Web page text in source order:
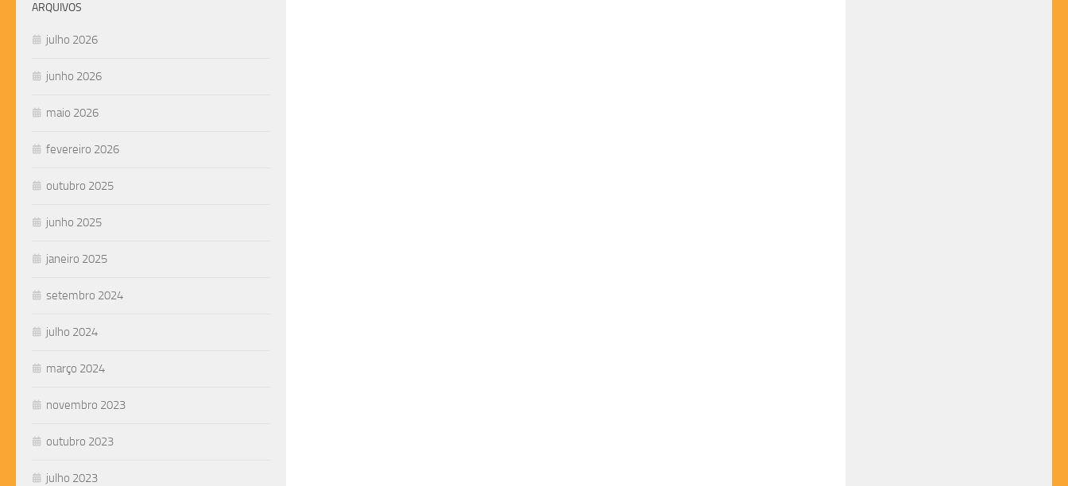
ARQUIVOS
julho 2026
junho 2026
maio 2026
fevereiro 2026
outubro 2025
junho 2025
janeiro 2025
setembro 2024
julho 2024
março 2024
novembro 2023
outubro 2023
julho 2023